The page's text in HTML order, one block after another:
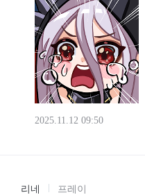
2025.11.12 09:50
리네 프레이